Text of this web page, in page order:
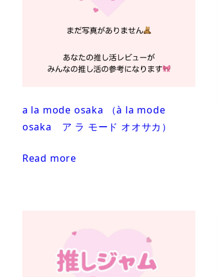
a la mode osaka （à la mode
osaka ア ラ モード オオサカ）
Read more